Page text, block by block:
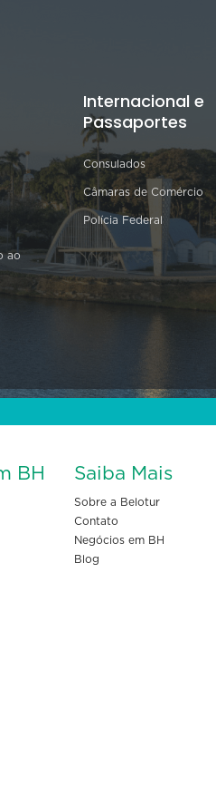
ao
Internacional e
Passaportes
Consulados
Câmaras de Comércio
Polícia Federal
BH Saiba Mais
Sobre a Belotur
Contato
Negócios em BH
Blog